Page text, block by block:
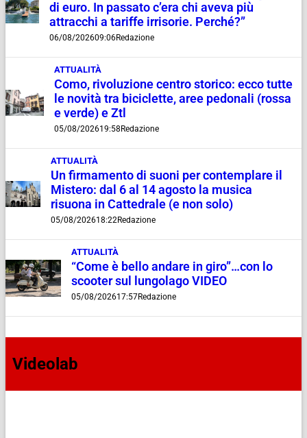
di euro. In passato c’era chi aveva più
attracchi a tariffe irrisorie. Perché?”
06/08/202609:06Redazione
ATTUALITÀ
Como, rivoluzione centro storico: ecco tutte
le novità tra biciclette, aree pedonali (rossa
e verde) e Ztl
05/08/202619:58 Redazione
ATTUALITÀ
Un firmamento di suoni per contemplare il
Mistero: dal 6 al 14 agosto la musica
risuona in Cattedrale (e non solo)
05/08/202618:22Redazione
ATTUALITÀ
“Come è bello andare in giro”…con lo
scooter sul lungolago VIDEO
05/08/202617:57Redazione
Videolab